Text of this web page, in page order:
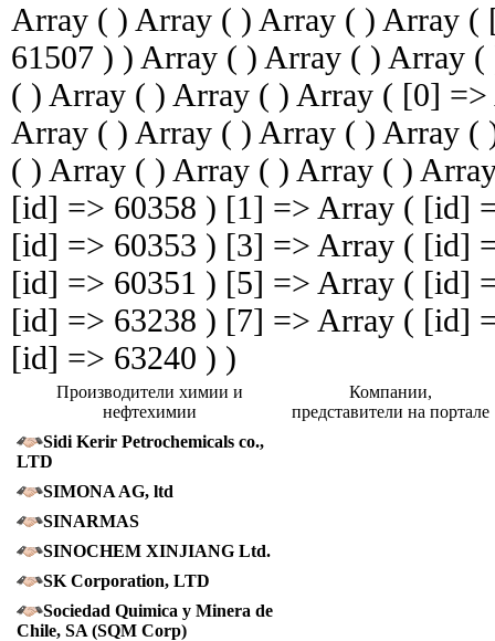
Array ( ) Array ( ) Array ( ) Array
61507 ) ) Array ( ) Array ( ) Array
( ) Array ( ) Array ( ) Array ( [0]
Array ( ) Array ( ) Array ( ) Array (
( ) Array ( ) Array ( ) Array ( )
[id] => 60358 ) [1] => Array ( [id]
[id] => 60353 ) [3] => Array ( [id]
[id] => 60351 ) [5] => Array ( [id]
[id] => 63238 ) [7] => Array ( [id]
[id] => 63240 ) )
Производители химии и
нефтехимии
Компании,
представители на портале
Sidi Kerir Petrochemicals co.,
LTD
SIMONA AG, ltd
SINARMAS
SINOCHEM XINJIANG Ltd.
SK Corporation, LTD
Sociedad Quimica y Minera de
Chile, SA (SQM Corp)